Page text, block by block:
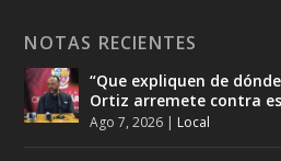
NOTAS RECIENTES
“Que expliquen de
Ortiz arremete contra
Ago 7, 2026 | Local